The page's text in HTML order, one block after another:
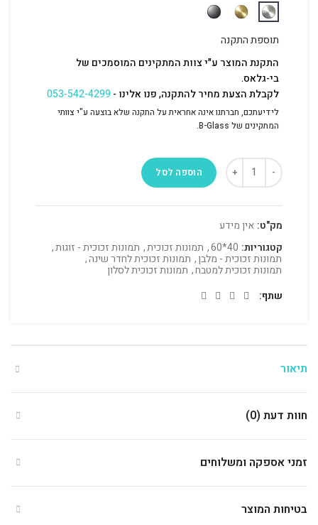
תוספת התקנה
התקנת המוצר ע"י צוות המתקינים המוסמכים של
בי-גלאס.
לקבלת הצעת מחיר להתקנה, פנו אלינו -053-542-4299
לידיעתכם, חברתנו אינה אחראית על התקנה שלא בוצעה ע"י צוותי
המתקינים של B-Glass.
הוספה לסל
מק"ט: אין מידע
קטגוריות: 40*60
, תמונות זכוכית, תמונות זכוכית - זוגות,
תמונות זכוכית - מלבן, תמונות זכוכית לחדר שינה,
תמונות זכוכית למטבח, תמונות זכוכית לסלון
שתף
תיאור
חוות דעת (0)
זמני אספקה ומשלוחים
בטיחות המוצר